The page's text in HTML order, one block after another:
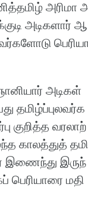
அரிமா
அடிகளார் ஆ
அடிகள்
தமிழ்ப்புலவர்க
குறித்த வரலாற்
காலத்துத் தமி
இணைந்து இருந்
பெரியாரை மதி